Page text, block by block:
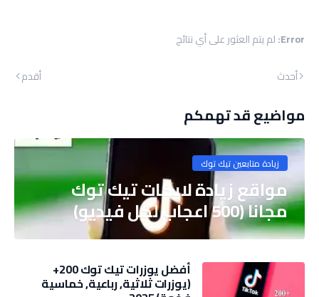
Error: لم يتم العثور على أي نتائج
أحدث
أقدم
مواضيع قد تهمكم
زيادة متابعين تيك توك
مواقع زيادة لايكات تيك توك
مجانا (500 اعجاب لكل فيديو)
أفضل يوزرات تيك توك 200+
(يوزرات ثلاثية, رباعية, خماسية